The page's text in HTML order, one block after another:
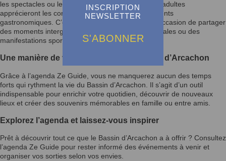
INSCRIPTION
NEWSLETTER
S'ABONNER
les spectacles ou les fêtes foraines, tandis que les adultes
apprécieront les concerts, conférences et événements
gastronomiques. C’est également une excellente occasion de partager
des moments intergénérationnels lors des fêtes locales ou des
manifestations sportives.
Une manière de vivre pleinement le Bassin d’Arcachon
Grâce à l’agenda Ze Guide, vous ne manquerez aucun des temps
forts qui rythment la vie du Bassin d’Arcachon. Il s’agit d’un outil
indispensable pour enrichir votre quotidien, découvrir de nouveaux
lieux et créer des souvenirs mémorables en famille ou entre amis.
Explorez l’agenda et laissez-vous inspirer
Prêt à découvrir tout ce que le Bassin d’Arcachon a à offrir ? Consultez
l’agenda Ze Guide pour rester informé des événements à venir et
organiser vos sorties selon vos envies.